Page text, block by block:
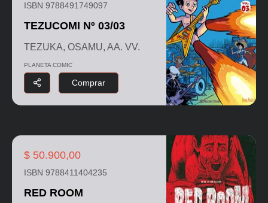
ISBN 9788491749097
TEZUCOMI Nº 03/03
TEZUKA, OSAMU, AA. VV.
PLANETA COMIC
Comprar
$ 50.900,00
ISBN 9788411404235
RED ROOM